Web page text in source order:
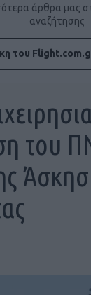
άρθρα μας
αναζήτησης
του
του